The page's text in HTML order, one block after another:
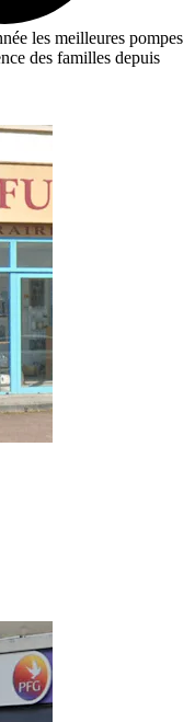
les meilleures pompes
des familles depuis